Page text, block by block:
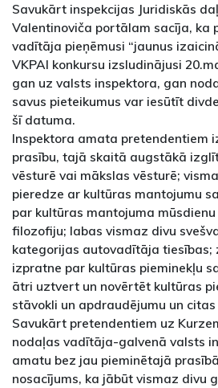
Savukārt inspekcijas Juridiskās
Valentinoviča portālam sacīja, ka
vadītāja pieņēmusi “jaunus
VKPAI konkursu izsludinājusi
gan uz valsts inspektora, gan
savus pieteikumus var iesūtīt
šī datuma.
Inspektora amata pretendentiem
prasību, tajā skaitā augstākā
vēsturē vai mākslas vēsturē;
pieredze ar kultūras mantojumu
par kultūras mantojuma
filozofiju; labas vismaz divu
kategorijas autovadītāja tiesības;
izpratne par kultūras pieminekļu
ātri uztvert un novērtēt kultūras
stāvokli un apdraudējumu un
Savukārt pretendentiem uz
nodaļas vadītāja-galvenā valsts
amatu bez jau pieminētajā
nosacījums, ka jābūt vismaz divu